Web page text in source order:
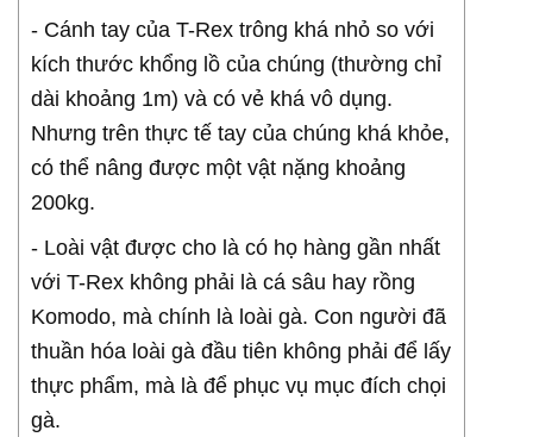
- Cánh tay của T-Rex trông khá nhỏ so với
kích thước khổng lồ của chúng (thường chỉ
dài khoảng 1m) và có vẻ khá vô dụng.
Nhưng trên thực tế tay của chúng khá khỏe,
có thể nâng được một vật nặng khoảng
200kg.
- Loài vật được cho là có họ hàng gần nhất
với T-Rex không phải là cá sâu hay rồng
Komodo, mà chính là loài gà. Con người đã
thuần hóa loài gà đầu tiên không phải để lấy
thực phẩm, mà là để phục vụ mục đích chọi
gà.